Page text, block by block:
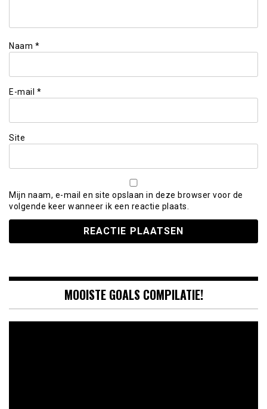
Naam *
E-mail *
Site
Mijn naam, e-mail en site opslaan in deze browser voor de
volgende keer wanneer ik een reactie plaats.
MOOISTE GOALS COMPILATIE!